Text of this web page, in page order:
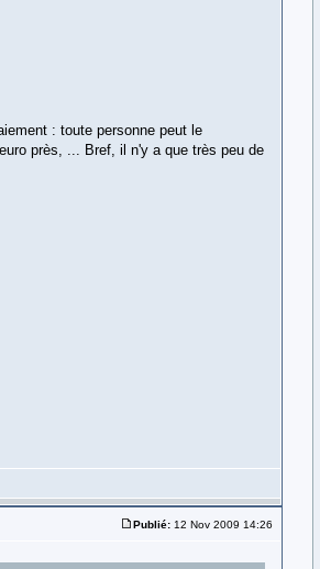
: toute personne peut le
près, ... Bref, il n'y a que très peu de
Publié: 12 Nov 2009 14:26